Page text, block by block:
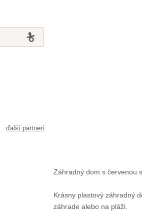
ďalší partneri
Záhradný dom s červenou
Krásny plastový záhradný
záhrade alebo na pláži.